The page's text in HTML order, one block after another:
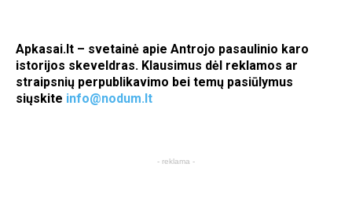
Apkasai.lt – svetainė apie Antrojo pasaulinio karo
istorijos skeveldras. Klausimus dėl reklamos ar
straipsnių perpublikavimo bei temų pasiūlymus
siųskite info@nodum.lt
- reklama -